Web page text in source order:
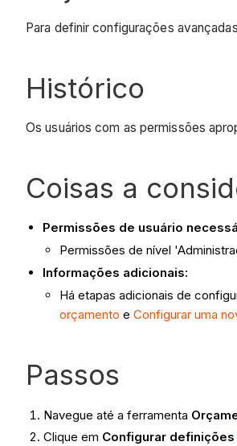
Para definir configurações
Histórico
Os usuários com as permissões
Coisas a
Permissões de usuário
Permissões de nível
Informações adicionais:
Há etapas adicionais de
orçamento e Configurar uma
Passos
Navegue até a ferramenta
Clique em Configurar definições